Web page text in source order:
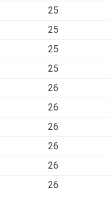
25
25
25
25
26
26
26
26
26
26